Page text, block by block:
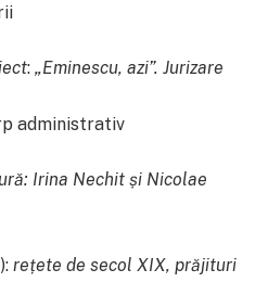
: „Eminescu, azi”. Jurizare
administrativ
Irina Nechit și Nicolae
rețete de secol XIX, prăjituri